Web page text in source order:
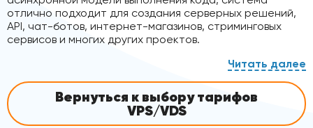
автоматического перезапуска.
Хранение секретов в коде.
Игнорирование сбора и анализа логов.
Неправильная настройка ограничений
отлично подходит для создания серверных решений,
API, чат-ботов, интернет-магазинов, стриминговых
сервисов и многих других проектов.
Где используется Node.js?
Благодаря высокой скорости, гибкости и возможностям
Вернуться к выбору тарифов
VPS/VDS